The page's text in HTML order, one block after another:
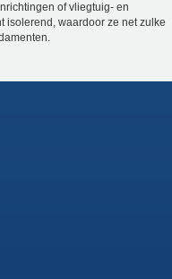
of vliegtuig- en
isolerend, waardoor ze net zulke